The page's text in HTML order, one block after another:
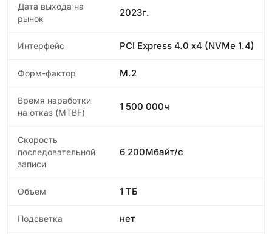
Дата выхода на
рынок
2023г.
Интерфейс PCI Express 4.0 x4 (NVMe 1.4)
Форм-фактор M.2
Время наработки
на отказ (МТBF)
1 500 000ч
Скорость
последовательной
записи
6 200Мбайт/с
Объём 1 ТБ
Подсветка нет